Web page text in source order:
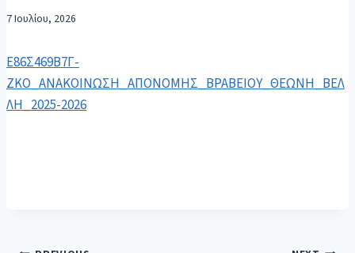
7 Ιουλίου, 2026
Ε86Σ469Β7Γ-
ΖΚΟ_ΑΝΑΚΟΙΝΩΣΗ_ΑΠΟΝΟΜΗΣ_ΒΡΑΒΕΙΟΥ_ΘΕΩΝΗ_ΒΕΛ
ΛΗ_2025-2026